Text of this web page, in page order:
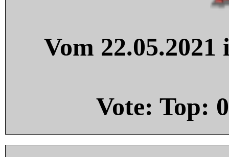
Vom
Vote: Top: 0